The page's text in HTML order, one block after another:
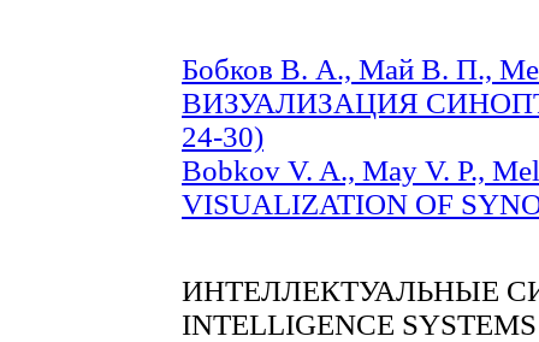
Бобков В. А., Май В. П.,
ВИЗУАЛИЗАЦИЯ
24-30)
Bobkov V. A., May V. P.,
VISUALIZATION OF
ИНТЕЛЛЕКТУАЛЬНЫЕ
INTELLIGENCE SYSTEMS